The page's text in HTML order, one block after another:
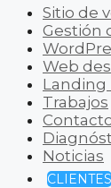
Sitio de
Gestión
Web
Landing
Trabajos
Noticias
CLIENTES